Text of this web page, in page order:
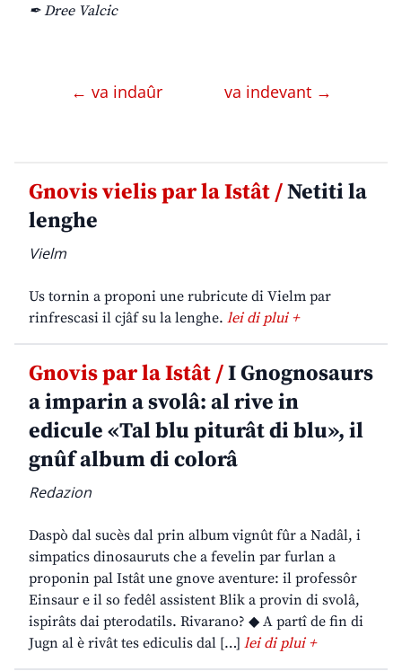
✒ Dree Valcic
← va indaûr va indevant →
Gnovis vielis par la Istât /Netiti la
lenghe
Vielm
Us tornin a proponi une rubricute di Vielm par
rinfrescasi il cjâf su la lenghe. lei di plui +
Gnovis par la Istât /I Gnognosaurs
a imparin a svolâ: al rive in
edicule «Tal blu piturât di blu», il
gnûf album di colorâ
Redazion
Daspò dal sucès dal prin album vignût fûr a Nadâl, i
simpatics dinosauruts che a fevelin par furlan a
proponin pal Istât une gnove aventure: il professôr
Einsaur e il so fedêl assistent Blik a provin di svolâ,
ispirâts dai pterodatils. Rivarano? ◆ A partî de fin di
Jugn al è rivât tes ediculis dal […] lei di plui +